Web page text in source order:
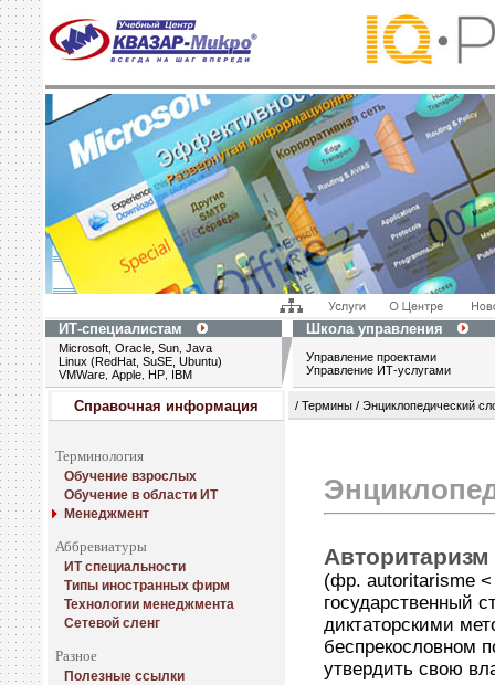
ИТ-специалистам Школа управления
Microsoft Oracle Sun Java
Linux (RedHat, SuSE, Ubuntu)
VMWare Apple HP IBM
Управление проектами
Управление ИТ-услугами
Справочная информация
Терминология
Обучение взрослых
Обучение в области ИТ
Менеджмент
Аббревиатуры
ИТ специальности
Типы иностранных фирм
Технологии менеджмента
Сетевой сленг
Разное
Полезные ссылки
/ Термины / Энциклопедический
Авторитаризм
(фр. autoritarisme <
государственный
диктаторскими
беспрекословном
утвердить свою